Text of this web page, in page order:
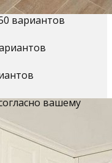
вариантов
вашему